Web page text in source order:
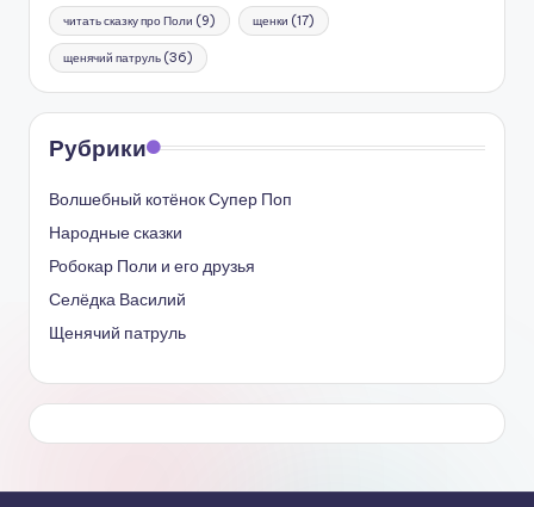
читать сказку про Поли (9) щенки (17)
щенячий патруль (36)
Рубрики
Волшебный котёнок Супер Поп
Народные сказки
Робокар Поли и его друзья
Селёдка Василий
Щенячий патруль